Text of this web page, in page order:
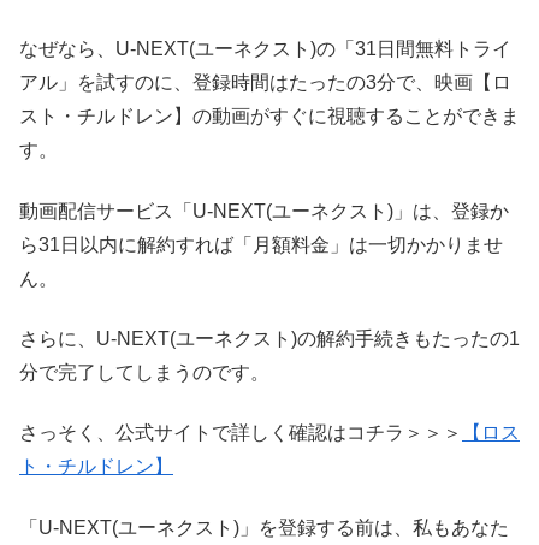
なぜなら、U-NEXT(ユーネクスト)の「31日間無料トライ
アル」を試すのに、登録時間はたったの3分で、映画【ロ
スト・チルドレン】の動画がすぐに視聴することができま
す。
動画配信サービス「U-NEXT(ユーネクスト)」は、登録か
ら31日以内に解約すれば「月額料金」は一切かかりませ
ん。
さらに、U-NEXT(ユーネクスト)の解約手続きもたったの1
分で完了してしまうのです。
さっそく、公式サイトで詳しく確認はコチラ＞＞＞
【ロス
ト・チルドレン】
「U-NEXT(ユーネクスト)」を登録する前は、私もあなた